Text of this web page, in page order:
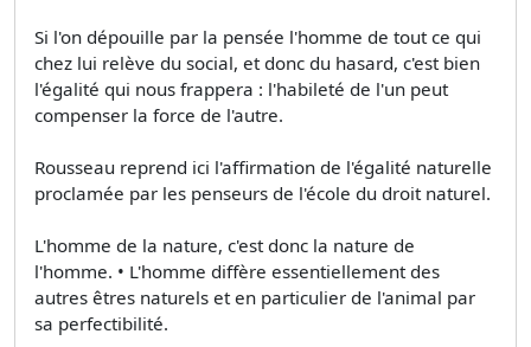
Si l'on dépouille par la pensée l'homme de tout ce qui
chez lui relève du social, et donc du hasard, c'est bien
l'égalité qui nous frappera : l'habileté de l'un peut
compenser la force de l'autre.
Rousseau reprend ici l'affirmation de l'égalité naturelle
proclamée par les penseurs de l'école du droit naturel.
L'homme de la nature, c'est donc la nature de
l'homme. • L'homme diffère essentiellement des
autres êtres naturels et en particulier de l'animal par
sa perfectibilité.